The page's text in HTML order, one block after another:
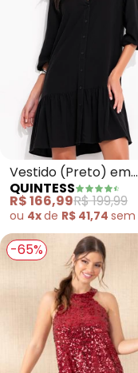
Vestido (Preto) em
Viscose Plana
QUINTESS
R$ 166,99R$ 199,99
ou 4xde R$ 41,74 sem
-65%